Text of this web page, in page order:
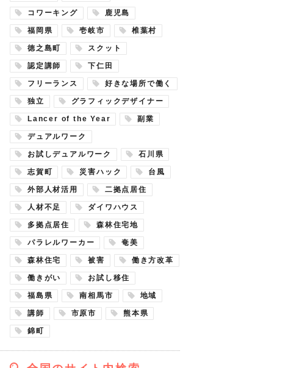
コワーキング 鹿児島
福岡県 壱岐市 椎葉村
徳之島町 スクット
認定講師 下仁田
フリーランス 好きな場所で働く
独立 グラフィックデザイナー
Lancer of the Year 副業
デュアルワーク
お試しデュアルワーク 石川県
志賀町 災害ハック 台風
外部人材活用 二拠点居住
人材不足 ダイワハウス
多拠点居住 森林住宅地
パラレルワーカー 奄美
森林住宅 被害 働き方改革
働きがい お試し移住
福島県 南相馬市 地域
講師 市原市 熊本県
錦町